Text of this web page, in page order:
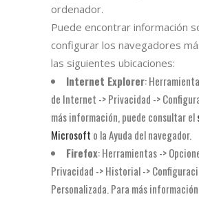
ordenador.
Puede encontrar información
configurar los navegadores
las siguientes ubicaciones:
Internet Explorer:
de Internet -> Privacidad ->
más información, puede consultar el
Microsoft o la Ayuda del navegador.
Firefox: Herramientas ->
Privacidad -> Historial ->
Personalizada. Para más